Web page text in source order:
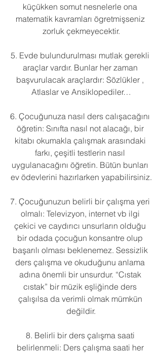
küçükken somut nesnelerle ona
matematik kavramları ögretmişseniz
zorluk çekmeyecektir.
5. Evde bulundurulması mutlak gerekli
araçlar vardır. Bunlar her zaman
başvurulacak araçlardır: Sözlükler ,
Atlaslar ve Ansiklopediler…
6. Çocuğunuza nasıl ders calışacağını
öğretin: Sınıfta nasıl not alacağı, bir
kitabı okumakla çalışmak arasındaki
farkı, çeşitli testlerin nasıl
uygulanacağını öğretin. Bütün bunları
ev ödevlerini hazırlarken yapabilirsiniz.
7. Çocuğunuzun belirli bir çalışma yeri
olmalı: Televizyon, internet vb ilgi
çekici ve caydırıcı unsurların olduğu
bir odada çocuğun konsantre olup
başarılı olması beklenemez. Sessizlik
ders çalışma ve okuduğunu anlama
adına önemli bir unsurdur. “Cıstak
cıstak” bir müzik eşliğinde ders
çalışılsa da verimli olmak mümkün
değildir.
8. Belirli bir ders çalışma saati
belirlenmeli: Ders çalışma saati her